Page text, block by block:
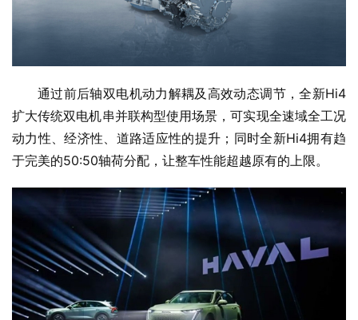
通过前后轴双电机动力解耦及高效动态调节，全新Hi4
扩大传统双电机串并联构型使用场景，可实现全速域全工况
动力性、经济性、道路适应性的提升；同时全新Hi4拥有趋
于完美的50:50轴荷分配，让整车性能超越原有的上限。